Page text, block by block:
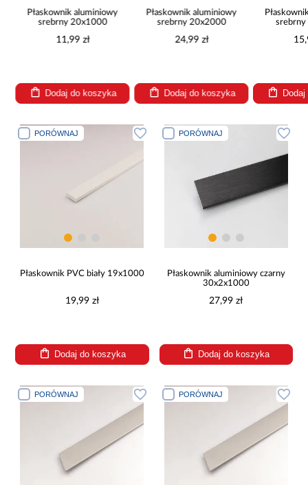
Płaskownik aluminiowy
srebrny 20x1000
11,99 zł
Dodaj do koszyka
Płaskownik aluminiowy
srebrny 20x2000
24,99 zł
Dodaj do koszyka
PORÓWNAJ
Płaskownik PVC biały 19x1000
19,99 zł
Dodaj do koszyka
PORÓWNAJ
Płaskownik aluminiowy czarny
30x2x1000
27,99 zł
Dodaj do koszyka
PORÓWNAJ PORÓWNAJ